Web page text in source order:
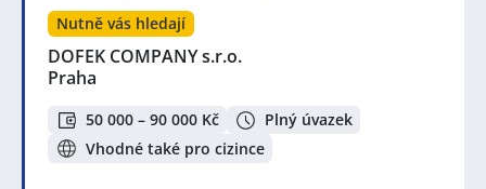
Nutně vás hledají
DOFEK COMPANY s.r.o.
Praha
50 000 – 90 000 Kč
Plný úvazek
Vhodné také pro cizince